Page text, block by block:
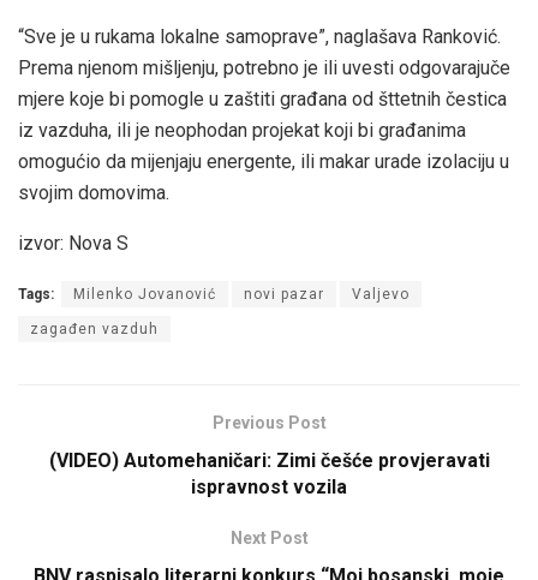
“Sve je u rukama lokalne samoprave”, naglašava Ranković.
Prema njenom mišljenju, potrebno je ili uvesti odgovarajuče
mjere koje bi pomogle u zaštiti građana od šttetnih čestica
iz vazduha, ili je neophodan projekat koji bi građanima
omogućio da mijenjaju energente, ili makar urade izolaciju u
svojim domovima.
izvor: Nova S
Tags: Milenko Jovanović novi pazar Valjevo
zagađen vazduh
Previous Post
(VIDEO) Automehaničari: Zimi češće provjeravati
ispravnost vozila
Next Post